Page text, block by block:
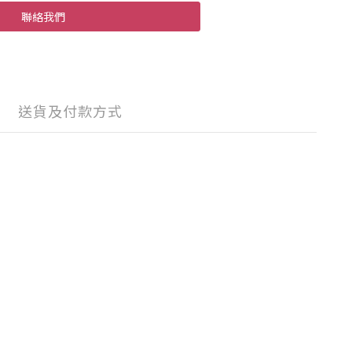
聯絡我們
送貨及付款方式